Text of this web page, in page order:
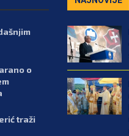
o
traži